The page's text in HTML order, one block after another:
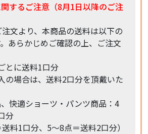
関するご注意（8月1日以降のご注
文より、本商品の送料は以下の
あらかじめご確認の上、ご注文
とに送料1口分
の場合は、送料2口分を頂戴いた
快適ショーツ・パンツ商品：4
分
送料1口分、5〜8点＝送料2口分）